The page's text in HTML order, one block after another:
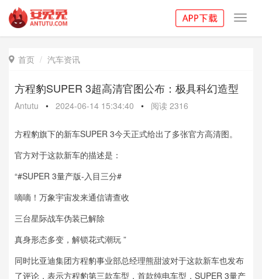
 首页 汽车资讯
方程豹SUPER 3超高清官图公布：极具科幻造型
Antutu • 2024-06-14 15:34:40 • 阅读 2316
方程豹旗下的新车SUPER 3今天正式给出了多张官方高清图。
官方对于这款新车的描述是：
“#SUPER 3量产版-入目三分#
嘀嘀！万象宇宙发来通信请查收
三台星际战车伪装已解除
真身形态多变，解锁花式潮玩 ​​​”
同时比亚迪集团方程豹事业部总经理熊甜波对于这款新车也发布
了评论，表示方程豹第三款车型，首款纯电车型，SUPER 3量产